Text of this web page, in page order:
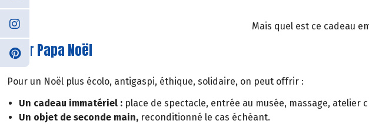
Mais quel est ce cadeau
Alter Papa Noël
Pour un Noël plus écolo, antigaspi, éthique, solidaire, on peut offrir :
Un cadeau immatériel : place de spectacle, entrée au musée, massage, atelier
Un objet de seconde main, reconditionné le cas échéant.